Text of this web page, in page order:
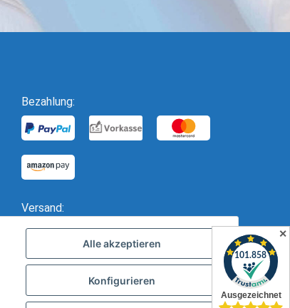
Bezahlung:
Versand:
Alle akzeptieren
Konfigurieren
✕